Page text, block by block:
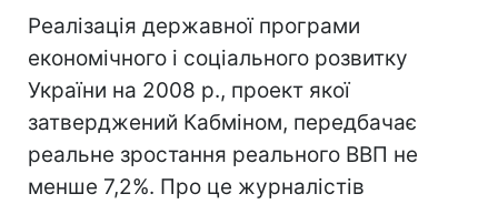
Реалізація державної програми
економічного і соціального розвитку
України на 2008 р., проект якої
затверджений Кабміном, передбачає
реальне зростання реального ВВП не
менше 7,2%. Про це журналістів